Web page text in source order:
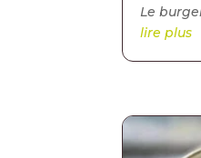
Le
lire plus